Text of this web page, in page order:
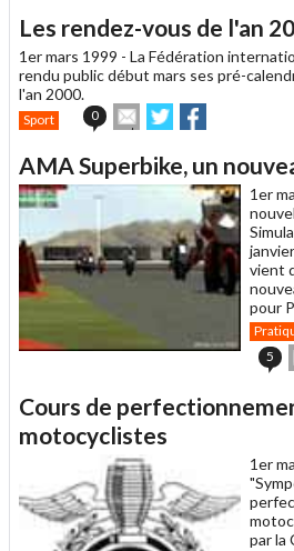
Les rendez-vous de l'an
1er mars 1999 - La Fédération
rendu public début mars ses pré-
l'an 2000.
Sport 0
Envoyer
cet
à
un
Partager
sur sur
AMA Superbike, un
1er
vient
pour
5
Cours de
motocyclistes
1er
par la